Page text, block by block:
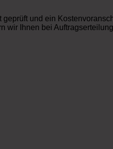
und ein
wir Ihnen bei